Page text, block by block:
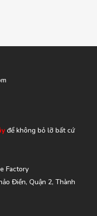
để không bỏ lỡ bất cứ
Factory
Điền, Quận 2, Thành